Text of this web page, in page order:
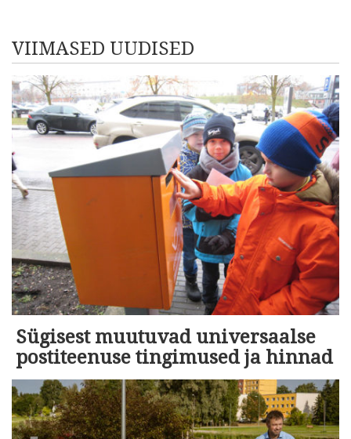
VIIMASED UUDISED
Sügisest muutuvad universaalse
postiteenuse tingimused ja hinnad